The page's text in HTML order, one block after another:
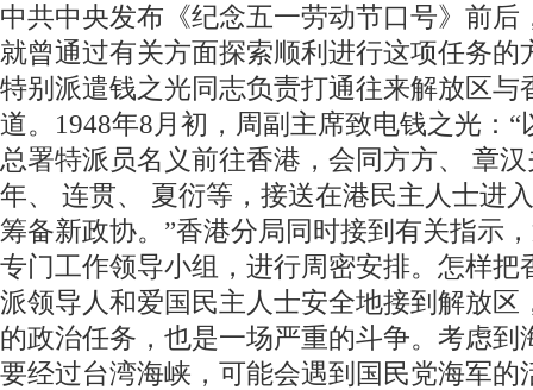
中共中央发布《纪念五一劳动节口号》前后
就曾通过有关方面探索顺利进行这项任务的
特别派遣钱之光同志负责打通往来解放区与
道。1948年8月初，周副主席致电钱之光：“
总署特派员名义前往香港，会同方方、 章
年、 连贯、 夏衍等，接送在港民主人士进
筹备新政协。”香港分局同时接到有关指示
专门工作领导小组，进行周密安排。怎样把
派领导人和爱国民主人士安全地接到解放区
的政治任务，也是一场严重的斗争。考虑到
要经过台湾海峡，可能会遇到国民党海军的